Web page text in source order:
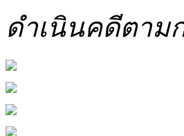
ดำเนินคดีตาม